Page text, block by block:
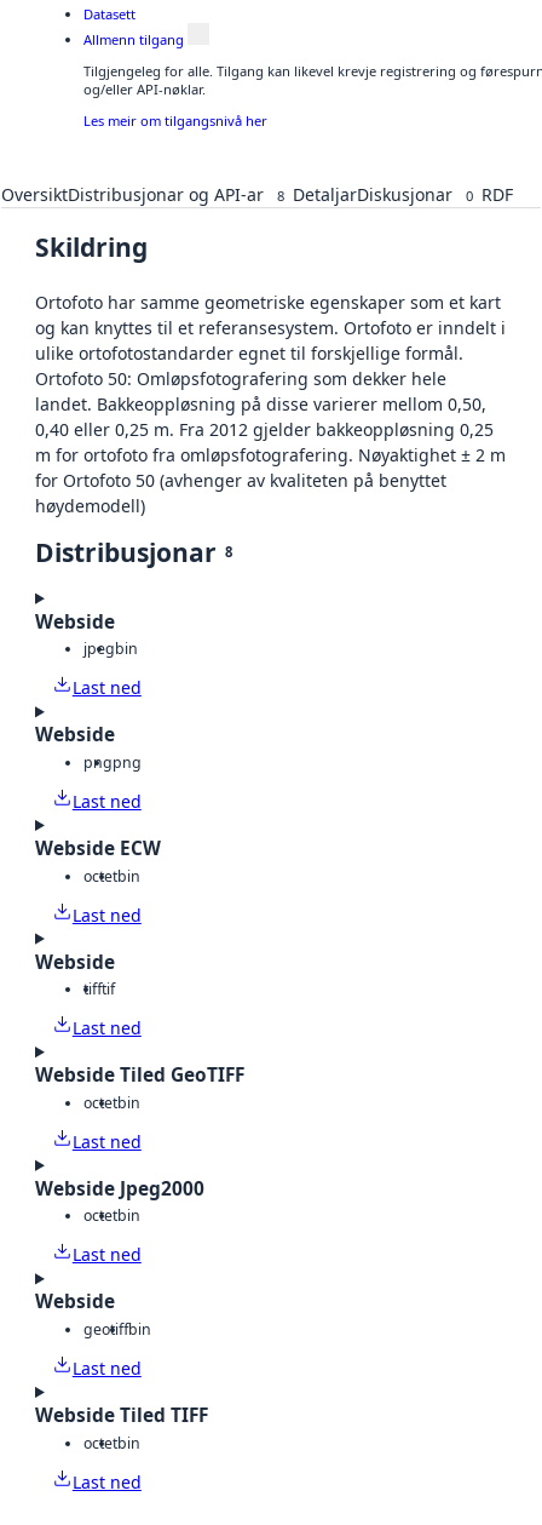
Datasett
Allmenn tilgang
Tilgjengeleg for alle. Tilgang kan likevel krevje registrering og
og/eller API-nøklar.
Les meir om tilgangsnivå her
OversiktDistribusjonar og API-ar 8 DetaljarDiskusjonar 0 RDF
Skildring
Ortofoto har samme geometriske egenskaper som et kart
og kan knyttes til et referansesystem. Ortofoto er inndelt i
ulike ortofotostandarder egnet til forskjellige formål.
Ortofoto 50: Omløpsfotografering som dekker hele
landet. Bakkeoppløsning på disse varierer mellom 0,50,
0,40 eller 0,25 m. Fra 2012 gjelder bakkeoppløsning 0,25
m for ortofoto fra omløpsfotografering. Nøyaktighet ± 2 m
for Ortofoto 50 (avhenger av kvaliteten på benyttet
høydemodell)
Distribusjonar 8
Webside
jpegbin
Last ned
Webside
pngpng
Last ned
Webside ECW
octetbin
Last ned
Webside
tifftif
Last ned
Webside Tiled GeoTIFF
octetbin
Last ned
Webside Jpeg2000
octetbin
Last ned
Webside
geotiffbin
Last ned
Webside Tiled TIFF
octetbin
Last ned